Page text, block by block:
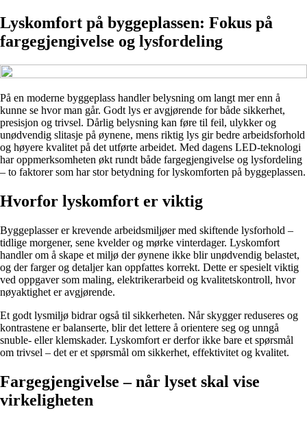
Lyskomfort på byggeplassen: Fokus på
fargegjengivelse og lysfordeling
På en moderne byggeplass handler belysning om langt mer enn å
kunne se hvor man går. Godt lys er avgjørende for både sikkerhet,
presisjon og trivsel. Dårlig belysning kan føre til feil, ulykker og
unødvendig slitasje på øynene, mens riktig lys gir bedre arbeidsforhold
og høyere kvalitet på det utførte arbeidet. Med dagens LED-teknologi
har oppmerksomheten økt rundt både fargegjengivelse og lysfordeling
– to faktorer som har stor betydning for lyskomforten på byggeplassen.
Hvorfor lyskomfort er viktig
Byggeplasser er krevende arbeidsmiljøer med skiftende lysforhold –
tidlige morgener, sene kvelder og mørke vinterdager. Lyskomfort
handler om å skape et miljø der øynene ikke blir unødvendig belastet,
og der farger og detaljer kan oppfattes korrekt. Dette er spesielt viktig
ved oppgaver som maling, elektrikerarbeid og kvalitetskontroll, hvor
nøyaktighet er avgjørende.
Et godt lysmiljø bidrar også til sikkerheten. Når skygger reduseres og
kontrastene er balanserte, blir det lettere å orientere seg og unngå
snuble- eller klemskader. Lyskomfort er derfor ikke bare et spørsmål
om trivsel – det er et spørsmål om sikkerhet, effektivitet og kvalitet.
Fargegjengivelse – når lyset skal vise
virkeligheten